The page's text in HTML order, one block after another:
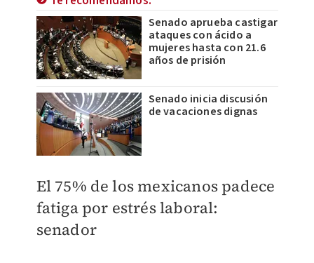
Senado aprueba castigar
ataques con ácido a
mujeres hasta con 21.6
años de prisión
Senado inicia discusión
de vacaciones dignas
El 75% de los mexicanos padece
fatiga por estrés laboral:
senador